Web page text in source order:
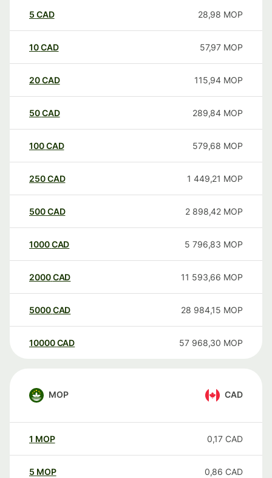
5 CAD 28,98 MOP
10CAD 57,97 MOP
20CAD 115,94 MOP
50CAD 289,84 MOP
100CAD 579,68 MOP
250CAD 1 449,21 MOP
500CAD 2 898,42 MOP
1000CAD 5 796,83 MOP
2000CAD 11 593,66 MOP
5000CAD 28 984,15 MOP
10000 CAD 57 968,30 MOP
MOP CAD
1 MOP 0,17 CAD
5 MOP 0,86 CAD